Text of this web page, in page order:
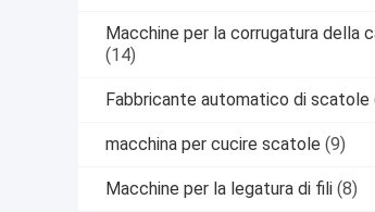
Macchine per la corrugatura della
(14)
Fabbricante automatico di scatole
macchina per cucire scatole (9)
Macchine per la legatura di fili (8)